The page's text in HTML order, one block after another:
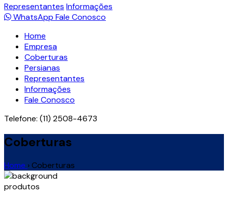
Representantes Informações
WhatsApp Fale Conosco
Home
Empresa
Coberturas
Persianas
Representantes
Informações
Fale Conosco
Telefone: (11) 2508-4673
Coberturas
Home ›Coberturas
produtos